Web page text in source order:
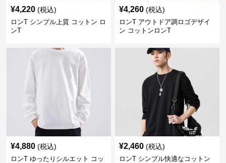
¥4,220 (税込)
ロンT シンプル上質 コットン ロ
ンT
¥4,260 (税込)
ロンT アウトドア調ロゴデザイ
ン コットンロンT
¥4,880 (税込)
ロンT ゆったりシルエット コッ
¥2,460 (税込)
ロンT シンプル快適なコットン